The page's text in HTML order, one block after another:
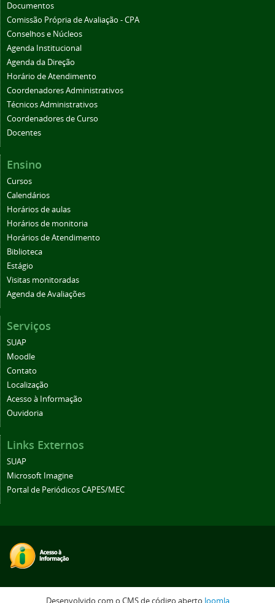
Documentos
Comissão Própria de Avaliação - CPA
Conselhos e Núcleos
Agenda Institucional
Agenda da Direção
Horário de Atendimento
Coordenadores Administrativos
Técnicos Administrativos
Coordenadores de Curso
Docentes
Ensino
Cursos
Calendários
Horários de aulas
Horários de monitoria
Horários de Atendimento
Biblioteca
Estágio
Visitas monitoradas
Agenda de Avaliações
Serviços
SUAP
Moodle
Contato
Localização
Acesso à Informação
Ouvidoria
Links Externos
SUAP
Microsoft Imagine
Portal de Periódicos CAPES/MEC